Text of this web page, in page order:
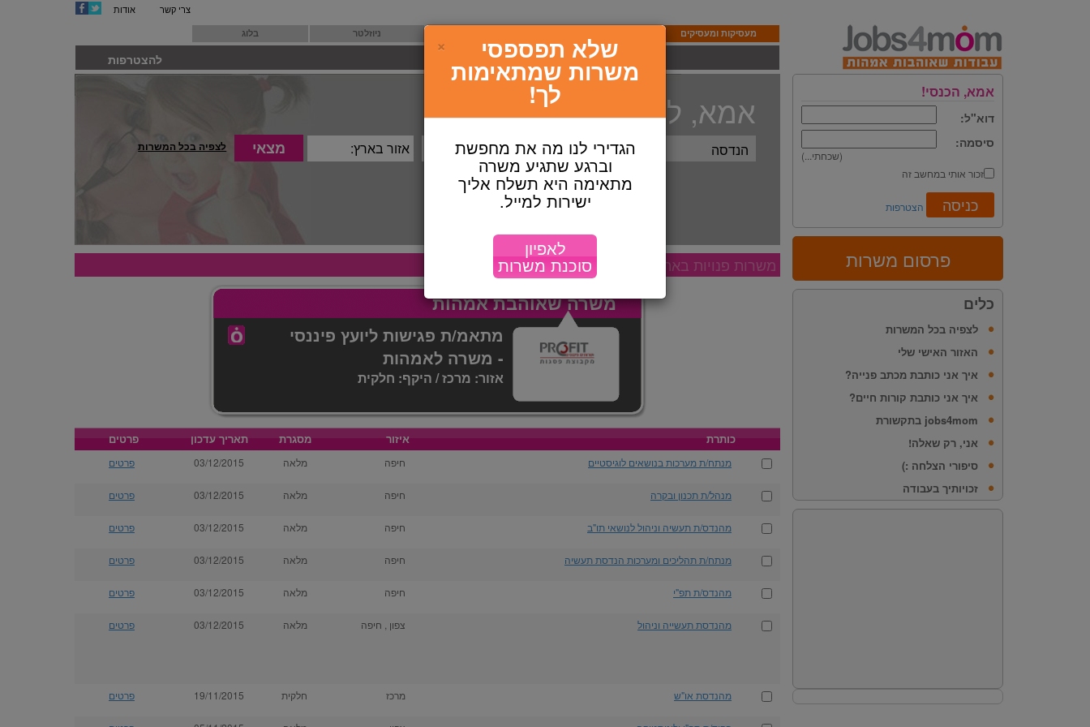
צרי קשר אודות
מעסיקות ומעסיקים ניוזלטר בלוג
רשומות באתר בדרך למהפכה להצטרפות
אמא, הכנסי!
דוא"ל:
סיסמה:
(שכחתי...)
זכור אותי במחשב זה
הצטרפות
פרסום משרות
כלים
לצפיה בכל המשרות
האזור האישי שלי
איך אני כותבת מכתב פנייה?
איך אני כותבת קורות חיים?
jobs4mom בתקשורת
אני, רק שאלה!
סיפורי הצלחה :)
זכויותיך בעבודה
אמא, לעבודה!
לצפיה בכל המשרות
משרות פנויות באתר
משרה שאוהבת אמהות
מתאמ/ת פגישות ליועץ פיננסי
- משרה לאמהות
אזור: מרכז / היקף: חלקית
כותרת איזור מסגרת תאריך עדכון פרטים
מנתח/ת מערכות בנושאים לוגיסטיים חיפה מלאה 03/12/2015 פרטים
מנהל/ת תכנון ובקרה חיפה מלאה 03/12/2015 פרטים
מהנדס/ת תעשיה וניהול לנושאי תו"ב חיפה מלאה 03/12/2015 פרטים
מנתח/ת תהליכים ומערכות הנדסת תעשיה חיפה מלאה 03/12/2015 פרטים
מהנדס/ת תפ"י חיפה מלאה 03/12/2015 פרטים
מהנדסת תעשייה וניהול צפון , חיפה מלאה 03/12/2015 פרטים
מהנדסת או"ש מרכז חלקית 19/11/2015 פרטים
× סגירה שלא תפספסי
משרות שמתאימות
לך!
הגדירי לנו מה את מחפשת
וברגע שתגיע משרה
מתאימה היא תשלח אליך
ישירות למייל.
לאפיון
סוכנת משרות